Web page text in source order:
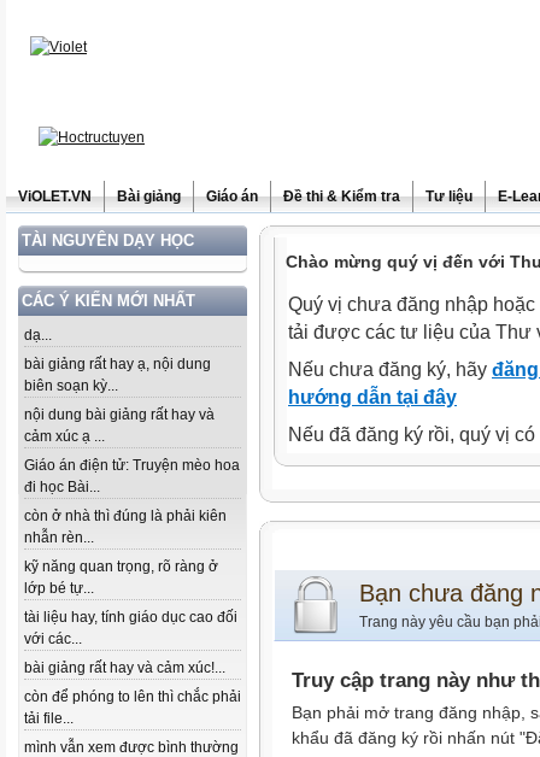
ViOLET.VN Bài giảng Giáo án Đề thi & Kiểm tra Tư liệu E-
TÀI NGUYÊN DẠY HỌC
CÁC Ý KIẾN MỚI NHẤT
dạ...
bài giảng rất hay ạ, nội dung
biên soạn kỳ...
nội dung bài giảng rất hay và
cảm xúc ạ ...
Giáo án điện tử: Truyện mèo hoa
đi học Bài...
còn ở nhà thì đúng là phải kiên
nhẫn rèn...
kỹ năng quan trọng, rõ ràng ở
lớp bé tự...
tài liệu hay, tính giáo dục cao đối
với các...
bài giảng rất hay và cảm xúc!...
còn để phóng to lên thì chắc phải
tải file...
mình vẫn xem được bình thường
Chào mừng quý vị đến với
Quý vị chưa đăng nhập
tải được các tư liệu của Thư
Nếu chưa đăng ký, hãy
hướng dẫn tại đây
Nếu đã đăng ký rồi, quý vị
Bạn chưa đăng
Trang này yêu cầu bạn
Truy cập trang này như
Bạn phải mở trang đăng nhập,
khẩu đã đăng ký rồi nhấn nút